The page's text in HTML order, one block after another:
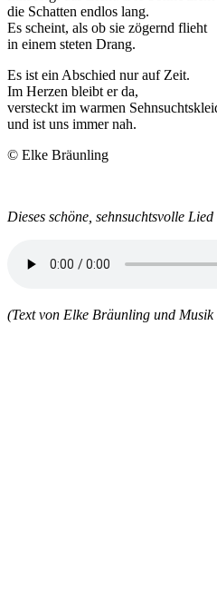
die Schatten endlos lang.
Es scheint, als ob sie zögernd flieht
in einem steten Drang.
Es ist ein Abschied nur auf Zeit.
Im Herzen bleibt er da,
versteckt im warmen
und ist uns immer nah.
© Elke Bräunling
Dieses schöne, sehnsuchtsvolle
(Text von Elke Bräunling und